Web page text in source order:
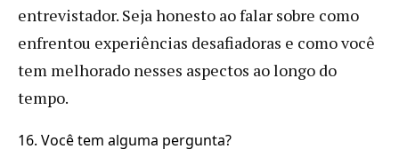
entrevistador. Seja honesto ao falar sobre como
enfrentou experiências desafiadoras e como você
tem melhorado nesses aspectos ao longo do
tempo.
16. Você tem alguma pergunta?